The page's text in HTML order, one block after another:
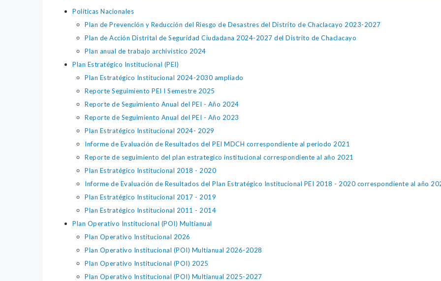
Políticas Nacionales
Plan de Prevención y Reducción del Riesgo de Desastres del Distrito de Chaclacayo 2023-2027
Plan de Acción Distrital de Seguridad Ciudadana 2024-2027 del Distrito de Chaclacayo
Plan anual de trabajo archivistico 2024
Plan Estratégico Institucional (PEI)
Plan Estratégico Institucional 2024-2030 ampliado
Reporte Seguimiento PEI I Semestre 2025
Reporte de Seguimiento Anual del PEI - Año 2024
Reporte de Seguimiento Anual del PEI - Año 2023
Plan Estratégico Institucional 2024- 2029
Informe de Evaluación de Resultados del PEI MDCH correspondiente al periodo 2021
Reporte de seguimiento del plan estrategico institucional correspondiente al año 2021
Plan Estratégico Institucional 2018 - 2020
Informe de Evaluación de Resultados del Plan Estratégico Institucional PEI 2018 - 2020 correspondiente al año
Plan Estratégico Institucional 2017 - 2019
Plan Estratégico Institucional 2011 - 2014
Plan Operativo Institucional (POI) Multianual
Plan Operativo Institucional 2026
Plan Operativo Institucional (POI) Multianual 2026-2028
Plan Operativo Institucional (POI) 2025
Plan Operativo Institucional (POI) Multianual 2025-2027